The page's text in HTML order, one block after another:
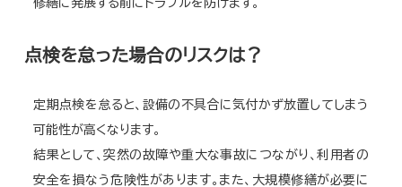
修繕に発展する前にトラブルを防げます。
点検を怠った場合のリスクは？
定期点検を怠ると、設備の不具合に気付かず放置してしまう
可能性が高くなります。
結果として、突然の故障や重大な事故につながり、利用者の
安全を損なう危険性があります。また、大規模修繕が必要に